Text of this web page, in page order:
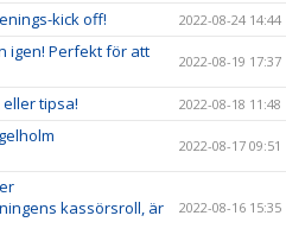
kick off! 2022-08-24 14:44
igen! Perfekt för att
2022-08-19 17:37
tipsa! 2022-08-18 11:48
2022-08-17 09:51
kassörsroll, är
2022-08-16 15:35